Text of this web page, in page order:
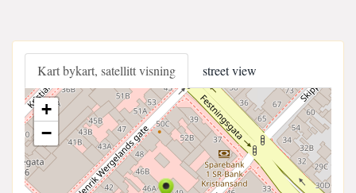
Kart bykart, satellitt visning street view
+
−